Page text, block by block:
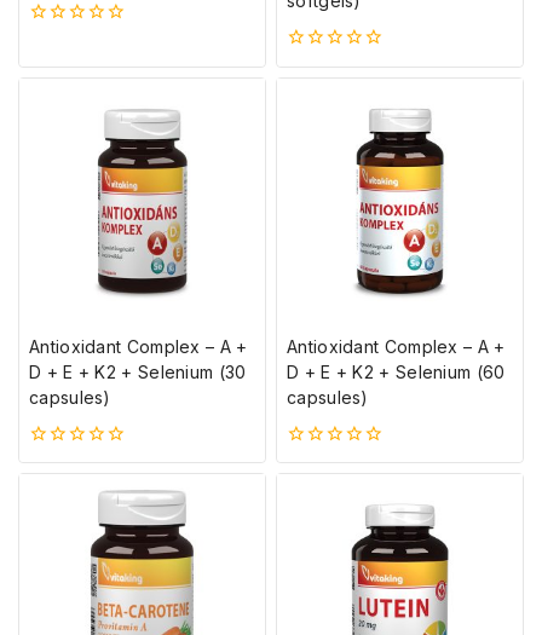
ből
0
5-
Antioxidant Complex – A +
D + E + K2 + Selenium (30
capsules)
0
5-
Antioxidant Complex – A +
D + E + K2 + Selenium (60
capsules)
0
5-